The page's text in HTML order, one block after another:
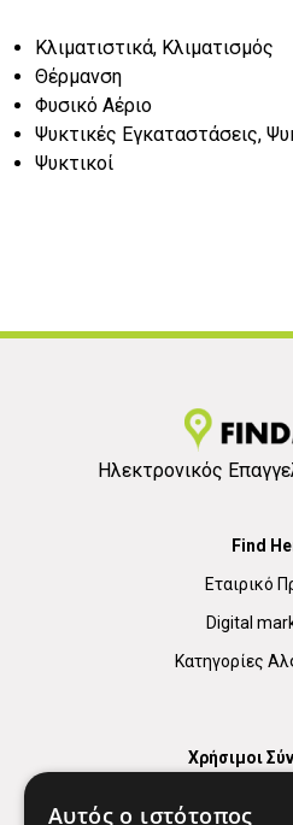
Κλιματιστικά, Κλιματισμός
Θέρμανση
Φυσικό Αέριο
Ψυκτικές Εγκαταστάσεις,
Ψυκτικοί
Ηλεκτρονικός
Find
Εταιρικό
Digital
Κατηγορίες
Χρήσιμοι
Αυτός ο ιστότοπος